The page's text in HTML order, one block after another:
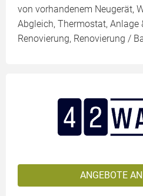
von vorhandenem Neugerät,
Abgleich, Thermostat, Anlage
Renovierung, Renovierung /
ANGEBOTE